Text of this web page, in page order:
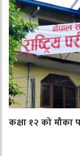
कक्षा १२ को मौका